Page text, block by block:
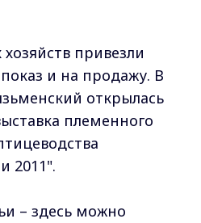
привезли
и на продажу. В
открылась
племенного
2011".
– здесь можно